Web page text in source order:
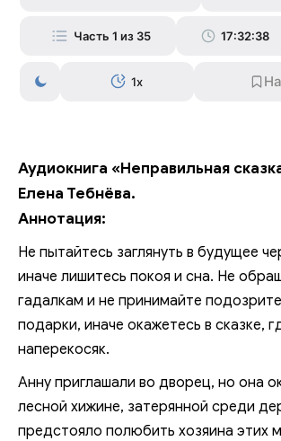
Часть 1 из 35 17:32:38
1x
Аудиокнига «Неправильная
Елена Тебнёва.
Аннотация:
Не пытайтесь заглянуть в будущее
иначе лишитесь покоя и сна. Не
гадалкам и не принимайте
подарки, иначе окажетесь в сказке,
наперекосяк.
Анну приглашали во дворец, но она
лесной хижине, затерянной среди
предстояло полюбить хозяина этих